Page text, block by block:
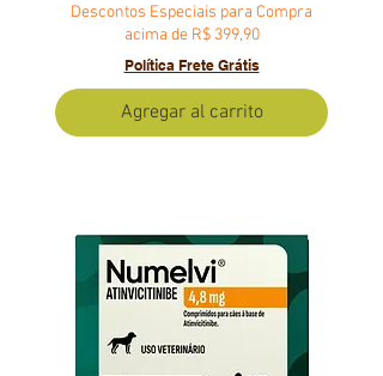
Descontos Especiais para Compra
acima de R$ 399,90
Política Frete Grátis
Agregar al carrito